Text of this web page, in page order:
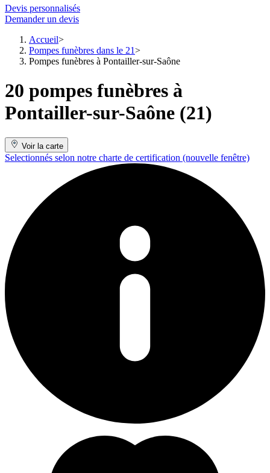
Devis personnalisés
Demander un devis
Accueil
Pompes funèbres dans le 21
Pompes funèbres à Pontailler-sur-Saône
20 pompes funèbres à
Pontailler-sur-Saône (21)
Voir la carte
Selectionnés selon notre charte de certification (nouvelle fenêtre)